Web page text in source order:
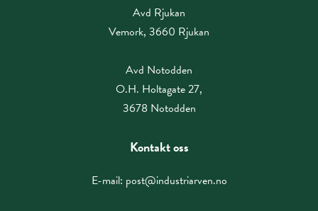
Avd Rjukan
Vemork, 3660 Rjukan
Avd Notodden
O.H. Holtagate 27,
3678 Notodden
Kontakt oss
E-mail: post@industriarven.no